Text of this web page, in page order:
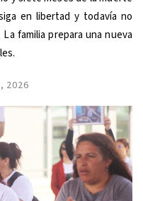
en libertad y todavía no
familia prepara una nueva
2026